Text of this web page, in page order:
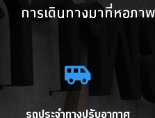
การเดินทางมาที่หอภ
รถประจำทางปรับอากาศ